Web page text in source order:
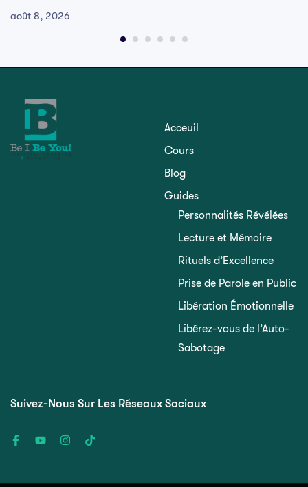
août 8, 2026
Acceuil
Cours
Blog
Guides
Personnalités Révélées
Lecture et Mémoire
Rituels d’Excellence
Prise de Parole en Public
Libération Émotionnelle
Libérez-vous de l’Auto-
Sabotage
Suivez-Nous Sur Les Réseaux Sociaux